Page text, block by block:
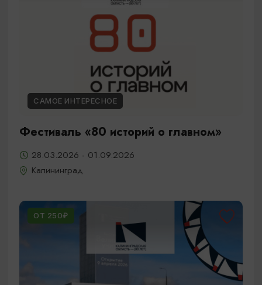
САМОЕ ИНТЕРЕСНОЕ
Фестиваль «80 историй о главном»
28.03.2026 - 01.09.2026
Калининград
ОТ 250₽